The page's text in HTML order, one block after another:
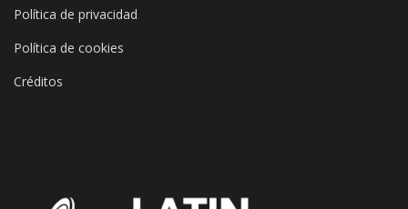
Política de privacidad
Política de cookies
Créditos